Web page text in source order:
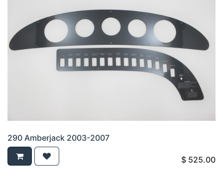
290 Amberjack 2003-2007
$ 525.00